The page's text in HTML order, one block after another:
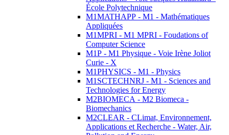
École Polytechnique
M1MATHAPP - M1 - Mathématiques
Appliquées
M1MPRI - M1 MPRI - Foudations of
Computer Science
M1P - M1 Physique - Voie Irène Joliot
Curie - X
M1PHYSICS - M1 - Physics
M1SCTECHNRJ - M1 - Sciences and
Technologies for Energy
M2BIOMECA - M2 Biomeca -
Biomechanics
M2CLEAR - CLimat, Environnement,
Applications et Recherche - Water, Air,